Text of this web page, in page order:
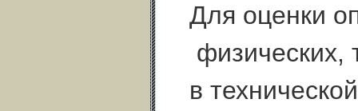
Для оценки
физических,
в